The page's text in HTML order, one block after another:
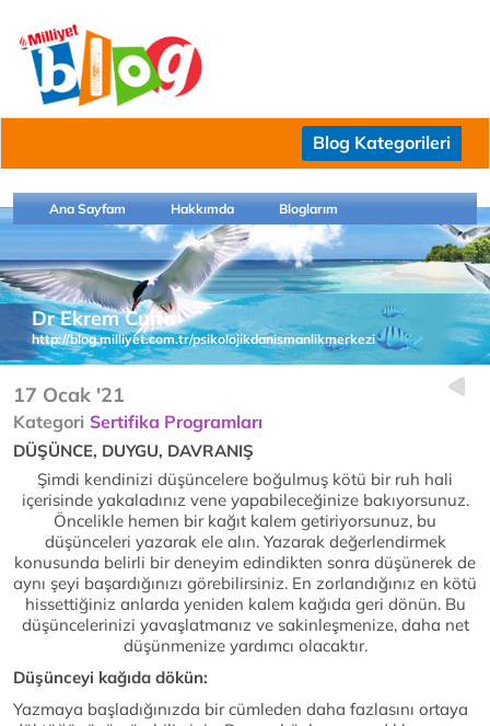
Blog Kategorileri
Ana Sayfam Hakkımda Bloglarım
Dr Ekrem Culfa
http://blog.milliyet.com.tr/psikolojikdanismanlikmerkezi
17 Ocak '21
Kategori Sertifika Programları
DÜŞÜNCE, DUYGU, DAVRANIŞ
Şimdi kendinizi düşüncelere boğulmuş kötü bir ruh hali
içerisinde yakaladınız vene yapabileceğinize bakıyorsunuz.
Öncelikle hemen bir kağıt kalem getiriyorsunuz, bu
düşünceleri yazarak ele alın. Yazarak değerlendirmek
konusunda belirli bir deneyim edindikten sonra düşünerek de
aynı şeyi başardığınızı görebilirsiniz. En zorlandığınız en kötü
hissettiğiniz anlarda yeniden kalem kağıda geri dönün. Bu
düşüncelerinizi yavaşlatmanız ve sakinleşmenize, daha net
düşünmenize yardımcı olacaktır.
Düşünceyi kağıda dökün:
Yazmaya başladığınızda bir cümleden daha fazlasını ortaya